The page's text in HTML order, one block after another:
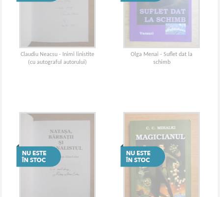
Claudiu Neacsu - Inimi linistite
(cu autograful autorului)
Olga Menai - Suflet dat la
schimb